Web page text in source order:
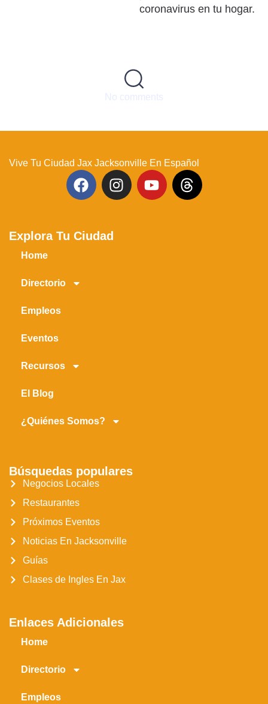
No comments
Vive Tu Ciudad Jax Jacksonville En Español
Explora Tu Ciudad
Home
Directorio
Empleos
Eventos
Recursos
El Blog
¿Quiénes Somos?
Búsquedas populares
Negocios Locales
Restaurantes
Próximos Eventos
Noticias En Jacksonville
Guías
Clases de Ingles En Jax
Enlaces Adicionales
Home
Directorio
Empleos